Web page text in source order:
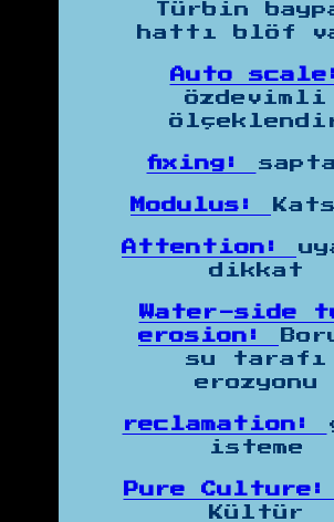
Türbin
hattı blöf
Auto scale:
özdevimli
fixing:
Modulus:
Attention:
dikkat
Water-side
erosion:
su tarafı
erozyonu
reclamation:
isteme
Pure Culture:
Kültür